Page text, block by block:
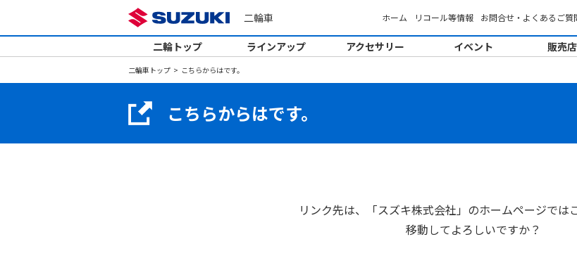
二輪車 ホーム リコール等情報 お問合せ・よくあるご質
二輪トップ ラインアップ アクセサリー イベント 販売
二輪車トップ こちらからはです。
こちらからはです。
リンク先は、「スズキ株式会社」のホームページでは
移動してよろしいですか？